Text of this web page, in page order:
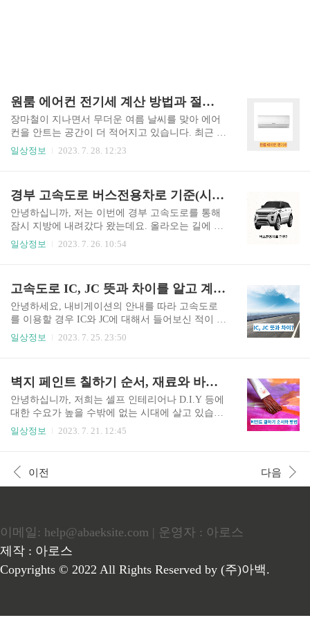
원룸 에어컨 전기세 계산 방법과 절약하는 방법은??
장마철이 지나면서 무더운 여름 날씨를 맞아 에어
컨을 안트는 공간이 더 적어지고 있습니다. 최근 일
주일 기준으로 평균 30도 이상 기온이 올라가면서
을 겁니다, 그래서 오늘은 원룸을 예시로 들어 에어
컨 전기세가 얼마나 나오는지, 또한 절약하는 방법
은 어떤 것이 있는지 알아보고자 합니다. 원룸 에어
컨 전기세 어느 정도? 당연히 원룸마다 환경이 다
르겠지만 최근 한 달간의 기준으로 전기세에 대한
대략 2만 원 ~ 6만 원 정도 안팎으로 전기세가 나온
다는 후기가 ..
일상정보 2023. 7. 28. 12:23
경부 고속도로 버스전용차로 기준(시간, 인원, 카니발)과 위반시 벌금 및 과태료는?
안녕하십니까, 저는 이번에 경부 고속도로를 통해
잠시 지방에 내려갔다 왔는데요. 올라오는 길에 1
차선에 차량이 나머지 차선에서는 조금씩 정체되
위해 오늘 포스팅에서는 버스전용차로 시간, 인원
등과 카니발은 이용해도 되는지 더불어 위반 시에
벌금 및 과태료는 얼마나 발생이 되는지 자세히 소
개해드릴까 합니다. 버스전용차로 기준 - 시간, 인
원, 카니발 1. 시간 평일의 경우, 오전 7시부터 오후
연장됩니다. 구간의 경우 평일 기준 오산 IC ~ 한남
대교남단(서울 - 부산 양..
일상정보 2023. 7. 26. 10:54
고속도로 IC, JC 뜻과 차이를 알고 계신가요?
안녕하세요, 내비게이션의 안내를 따라 고속도로
를 이용할 경우 IC와 JC에 대해서 들어보신 적이 한
번쯤은 있으실 겁니다. 하지만 정작 어떤 것이 다른
말로 해석하자면 나들목이 되는데요. 흔히 우리가
고속도로를 이용할 때 국도를 타다가 IC를 통해 들
어간다고 표현하죠. 따라서 일반 국도와 고속도로
의 연결 지점이 IC라고 생각하시면 되겠습니다. 반
대로 고속도로에서 국도나 일반 도로로 빠질 경우
에 따른 고속도로마다 IC가 붙기에 톨게이트를 연
상하시면 가장 쉬울 거라 생각합니다. JC 뜻 JC를..
일상정보 2023. 7. 25. 23:50
벽지 페인트 칠하기 순서, 재료와 바르는 방법까지 알아봅시다!
안녕하십니까, 저희는 셀프 인테리어나 D.I.Y 등에
대한 수요가 높을 수밖에 없는 시대에 살고 있습니
다. 따라서 인테리어 관련하여 기본적인 정보만 알
개하고자 합니다. 필요한 재료 만약 셀프로 페인트
를 칠하게 된다면 보통 벽지, 방문, 중문, 드레스룸
친환경 등으로 나뉘어져 있고, 기능이 다르기 때문
에 참고하시기 바랍니다. 페인트 칠하기에 필요한
재료들은 아래와 같습니다. 롤러와 롤러 프레임: 큰
면적을 빠르게 칠할 때 사용하는 롤러와 그림 프레
일상정보 2023. 7. 21. 12:45
이전 다음
이메일: help@abaeksite.com | 운영자 : 아로스
제작 : 아로스
Copyrights © 2022 All Rights Reserved by (주)아백.